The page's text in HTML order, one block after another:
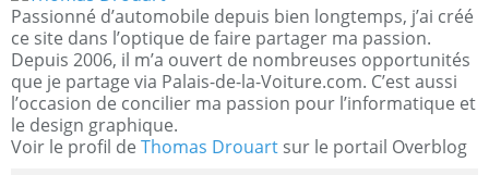
Passionné d’automobile depuis bien longtemps, j’ai créé
ce site dans l’optique de faire partager ma passion.
Depuis 2006, il m’a ouvert de nombreuses opportunités
que je partage via Palais-de-la-Voiture.com. C’est aussi
l’occasion de concilier ma passion pour l’informatique et
le design graphique.
Voir le profil de Thomas Drouart sur le portail Overblog